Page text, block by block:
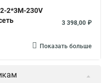
2*3M-230V
3 398,00 ₽
Показать больше